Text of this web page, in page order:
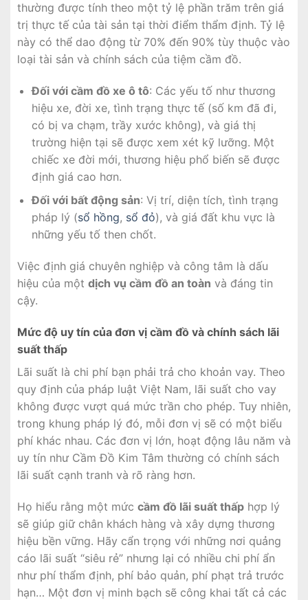
thường được tính theo một tỷ lệ phần trăm trên giá
trị thực tế của tài sản tại thời điểm thẩm định. Tỷ lệ
này có thể dao động từ 70% đến 90% tùy thuộc vào
loại tài sản và chính sách của tiệm cầm đồ.
Đối với cầm đồ xe ô tô: Các yếu tố như thương
hiệu xe, đời xe, tình trạng thực tế (số km đã đi,
có bị va chạm, trầy xước không), và giá thị
trường hiện tại sẽ được xem xét kỹ lưỡng. Một
chiếc xe đời mới, thương hiệu phổ biến sẽ được
định giá cao hơn.
Đối với bất động sản: Vị trí, diện tích, tình trạng
pháp lý (sổ hồng, sổ đỏ), và giá đất khu vực là
những yếu tố then chốt.
Việc định giá chuyên nghiệp và công tâm là dấu
hiệu của một dịch vụ cầm đồ an toàn và đáng tin
cậy.
Mức độ uy tín của đơn vị cầm đồ và chính sách lãi
suất thấp
Lãi suất là chi phí bạn phải trả cho khoản vay. Theo
quy định của pháp luật Việt Nam, lãi suất cho vay
không được vượt quá mức trần cho phép. Tuy nhiên,
trong khung pháp lý đó, mỗi đơn vị sẽ có một biểu
phí khác nhau. Các đơn vị lớn, hoạt động lâu năm và
uy tín như Cầm Đồ Kim Tâm thường có chính sách
lãi suất cạnh tranh và rõ ràng hơn.
Họ hiểu rằng một mức cầm đồ lãi suất thấp hợp lý
sẽ giúp giữ chân khách hàng và xây dựng thương
hiệu bền vững. Hãy cẩn trọng với những nơi quảng
cáo lãi suất “siêu rẻ” nhưng lại có nhiều chi phí ẩn
như phí thẩm định, phí bảo quản, phí phạt trả trước
hạn… Một đơn vị minh bạch sẽ công khai tất cả các